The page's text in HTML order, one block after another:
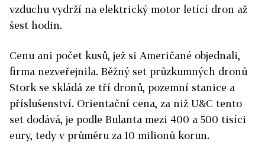
vzduchu vydrží na elektrický motor letící dron až
šest hodin.
Cenu ani počet kusů, jež si Američané objednali,
firma nezveřejnila. Běžný set průzkumných dronů
Stork se skládá ze tří dronů, pozemní stanice a
příslušenství. Orientační cena, za niž U&C tento
set dodává, je podle Bulanta mezi 400 a 500 tisíci
eury, tedy v průměru za 10 milionů korun.